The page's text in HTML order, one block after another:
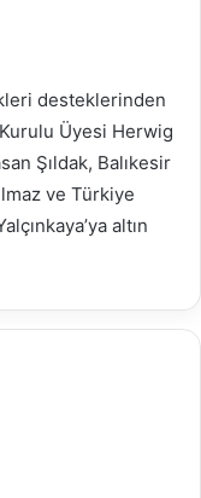
desteklerinden
Üyesi Herwig
Şıldak, Balıkesir
ve Türkiye
altın